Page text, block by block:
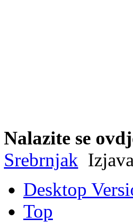
Nalazite se
Srebrnjak
Desktop
Top